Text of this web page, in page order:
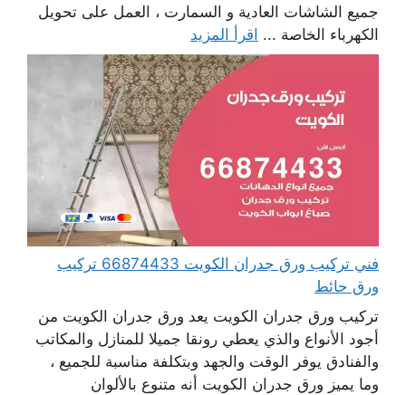
جميع الشاشات العادية و السمارت ، العمل على تحويل
الكهرباء الخاصة ... اقرأ المزيد
فني تركيب ورق جدران الكويت 66874433 تركيب
ورق حائط
تركيب ورق جدران الكويت يعد ورق جدران الكويت من
أجود الأنواع والذي يعطي رونقا جميلا للمنازل والمكاتب
والفنادق يوفر الوقت والجهد وبتكلفة مناسبة للجميع ،
وما يميز ورق جدران الكويت أنه متنوع بالألوان